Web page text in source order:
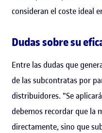
consideran el coste ideal
Dudas sobre su
Entre las dudas que
de las subcontratas por
distribuidores. "Se
debemos recordar que la
directamente, sino que